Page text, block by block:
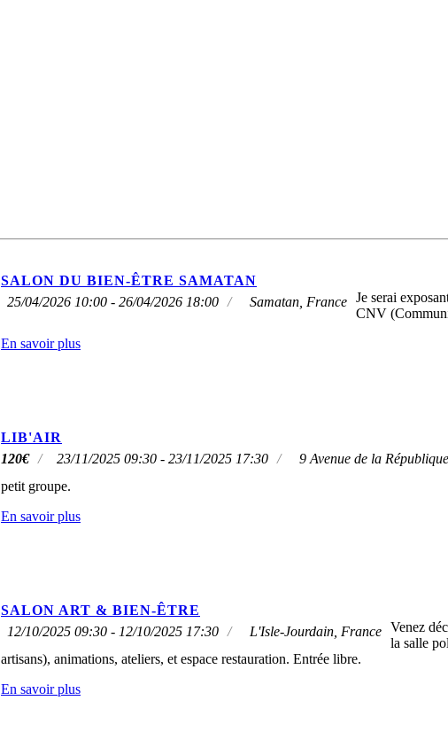
SALON DU BIEN-ÊTRE SAMATAN
25/04/2026 10:00 - 26/04/2026 18:00
Samatan, France Je serai
CNV
En savoir plus
LIB'AIR
120€ 23/11/2025 09:30 - 23/11/2025 17:30 9 Avenue de la
petit groupe.
En savoir plus
SALON ART & BIEN-ÊTRE
12/10/2025 09:30 - 12/10/2025 17:30
L'Isle-Jourdain, France Venez
la salle
artisans), animations, ateliers, et espace restauration. Entrée libre.
En savoir plus